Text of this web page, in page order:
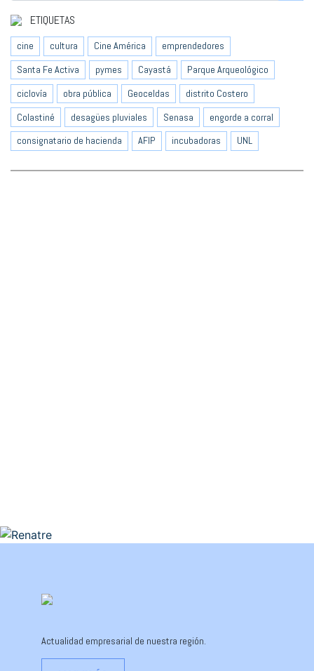
ETIQUETAS
cine cultura Cine América
emprendedores
Santa Fe Activa
pymes Cayastá
Parque Arqueológico
ciclovía
obra pública Geoceldas
distrito Costero
Colastiné
desagües pluviales Senasa
engorde a corral
consignatario de hacienda
AFIP incubadoras UNL
Actualidad empresarial de nuestra región.